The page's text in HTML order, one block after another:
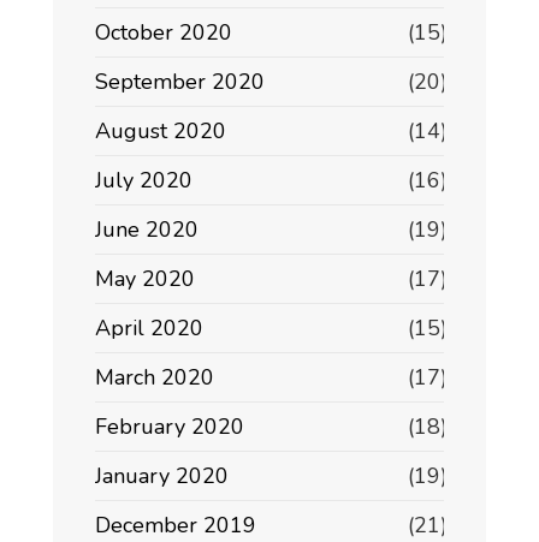
October 2020
(15)
September 2020
(20)
August 2020
(14)
July 2020
(16)
June 2020
(19)
May 2020
(17)
April 2020
(15)
March 2020
(17)
February 2020
(18)
January 2020
(19)
December 2019
(21)